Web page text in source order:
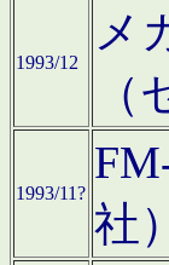
1993/12
メ
1993/11?
社